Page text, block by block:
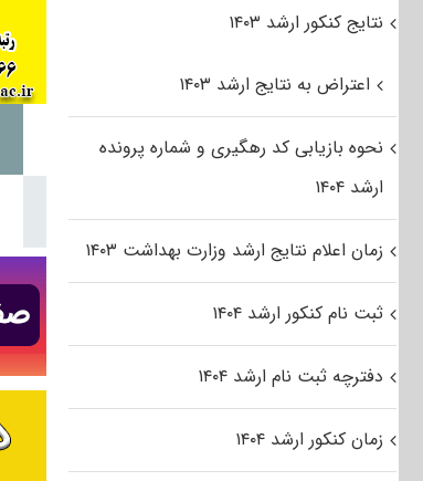
نتایج کنکور ارشد ۱۴۰۳
اعتراض به نتایج ارشد ۱۴۰۳
نحوه بازیابی کد رهگیری و شماره پرونده
ارشد ۱۴۰۴
زمان اعلام نتایج ارشد وزارت بهداشت ۱۴۰۳
ثبت نام کنکور ارشد ۱۴۰۴
دفترچه ثبت نام ارشد ۱۴۰۴
زمان کنکور ارشد ۱۴۰۴